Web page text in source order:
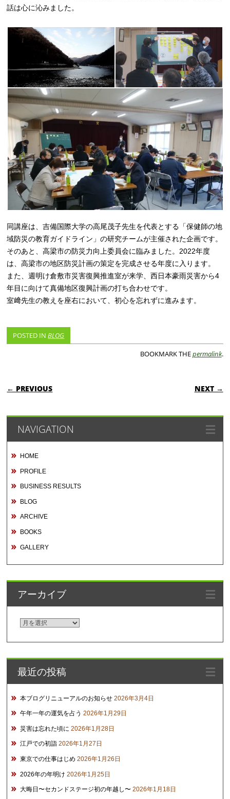
話は心に沁みました。
同講座は、吉備国際大学の高尾茂子先生を代表とする「保健師の地
域防災の教育ガイドライン」の研究チームが主催された企画です。
そのあと、高梁市の防災力向上委員会に臨みました。2022年度
は、高梁市の地区防災計画の策定を完成させる年度に入ります。
また、週明け倉敷市災害復興推進室が来学、西日本豪雨災害から4
年目に向けて真備地区復興計画の打ち合わせです。
室﨑先生の教えを座右において、初心を忘れずに進みます。
POSTED INBLOG
BOOKMARK THEpermalink.
POST NAVIGATION
← PREVIOUS NEXT →
NAVIGATION
HOME
PROFILE
BUSINESS RESULTS
BLOG
ARCHIVE
BOOKS
GALLERY
アーカイブ
ア
イ
ブ
最近の投稿
本ブログリニューアルのお知らせ 2026年3月4日
午年一年の運気を占う 2026年1月29日
災害は忘れた頃に 2026年1月28日
江戸での初詣 2026年1月27日
東京での仕事はじめ 2026年1月26日
2026年の年明け 2026年1月25日
大晦日〜セカンドステージ初の年越し〜 2026年1月18日